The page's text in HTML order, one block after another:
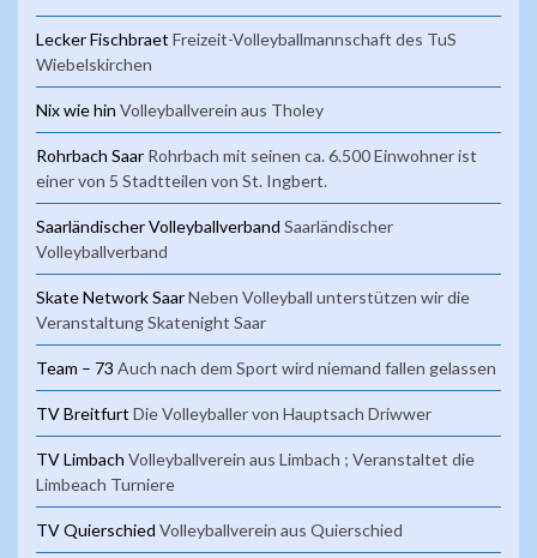
Lecker Fischbraet Freizeit-Volleyballmannschaft des TuS
Wiebelskirchen
Nix wie hin Volleyballverein aus Tholey
Rohrbach Saar Rohrbach mit seinen ca. 6.500 Einwohner ist
einer von 5 Stadtteilen von St. Ingbert.
Saarländischer Volleyballverband Saarländischer
Volleyballverband
Skate Network SaarNeben Volleyball unterstützen wir die
Veranstaltung Skatenight Saar
Team – 73 Auch nach dem Sport wird niemand fallen gelassen
TV Breitfurt Die Volleyballer von Hauptsach Driwwer
TV Limbach Volleyballverein aus Limbach ; Veranstaltet die
Limbeach Turniere
TV Quierschied Volleyballverein aus Quierschied